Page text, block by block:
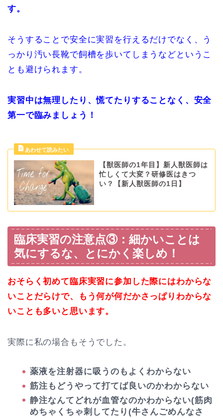
す。
そうすることで安全に実習を行えるだけでなく、う
っかり汚い長靴で飼槽を歩いてしまうなどというこ
とも避けられます。
実習中は無理したり、慌てたりすることなく、安全
第一で臨みましょう！
【獣医師の1年目】新人獣医師は
忙しくて大変？研修医はきつ
い？【新人獣医師の1日】
臨床実習の注意点③：細かいことは
気にするな、とにかく楽しめ！
おそらく初めて臨床実習に参加した際にはわからな
いことだらけで、もう何が何だかさっぱりわからな
いことも多いと思います。
実際に私の場合もそうでした。
薬液を注射器に吸うのもよくわからない
筋注もどうやって打てば良いのかわからない
静注なんてどれが血管なのかわからない(筋肉
めちゃくちゃ刺してたり(牛さんごめんなさ